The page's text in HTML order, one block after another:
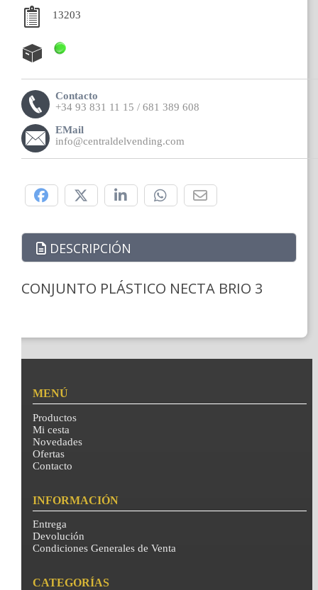
13203
Contacto
+34 93 831 11 15 / 681 389 608
EMail
info@centraldelvending.com
DESCRIPCIÓN
CONJUNTO PLÁSTICO NECTA BRIO 3
MENÚ
Productos
Mi cesta
Novedades
Ofertas
Contacto
INFORMACIÓN
Entrega
Devolución
Condiciones Generales de Venta
CATEGORÍAS